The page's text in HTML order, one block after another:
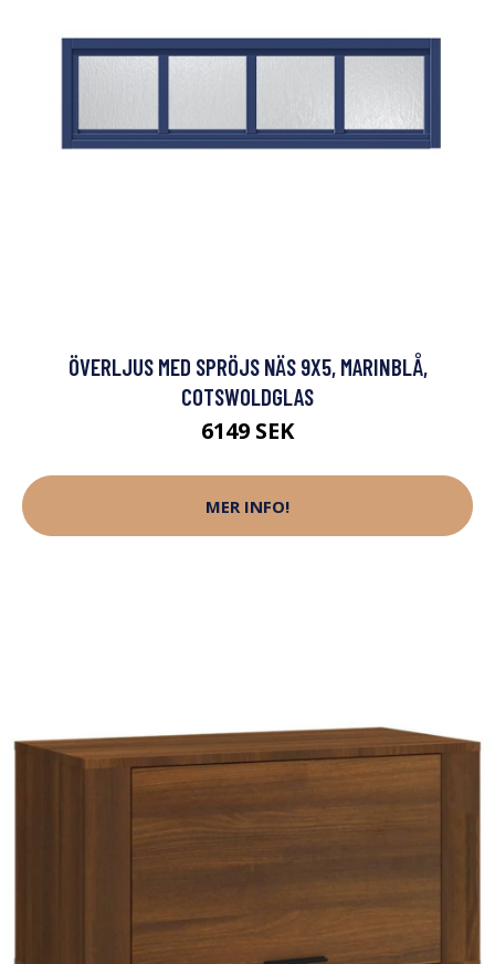
ÖVERLJUS MED SPRÖJS NÄS 9X5, MARINBLÅ,
COTSWOLDGLAS
6149 SEK
MER INFO!